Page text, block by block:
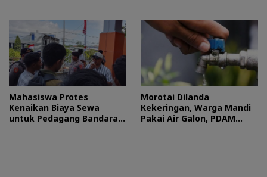
Mahasiswa Protes
Kenaikan Biaya Sewa
untuk Pedagang Bandara
Morotai Dilanda
Kekeringan, Warga Mandi
Pakai Air Galon, PDAM